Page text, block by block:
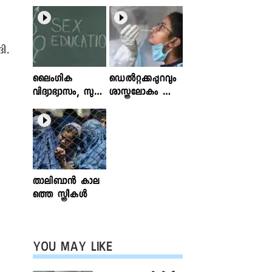
ലൈംഗിക
വിദ്യാഭ്യാസം, സുര
ക്ഷിതവും അ
ല്ലാത്തതുമായ സ്പ
ര്‍ശനങ്ങള്‍; ഇ
ന്‍ഫോക്ലിനിക്ക്
ലേഖനം
വായിക്കാം
ഡെൽറ്റക്കപ്പുറവും
ശാസ്ത്രലോകം ശ്ര
താലിബാന്‍ കാല
ത്തെ സ്ത്രീകള്‍
YOU MAY LIKE